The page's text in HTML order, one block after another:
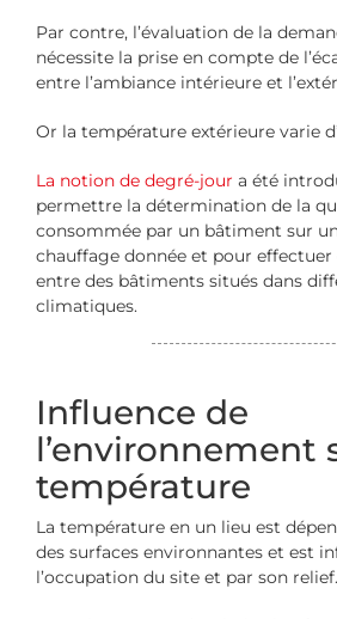
Par contre, l’évaluation de la
nécessite la prise en compte de
entre l’ambiance intérieure et
Or la température extérieure varie
La notion de degré-jour a été
permettre la détermination de la
consommée par un bâtiment sur
chauffage donnée et pour effectuer
entre des bâtiments situés dans
climatiques.
Influence de
l’environnement
température
La température en un lieu est
des surfaces environnantes et est
l’occupation du site et par son relief.